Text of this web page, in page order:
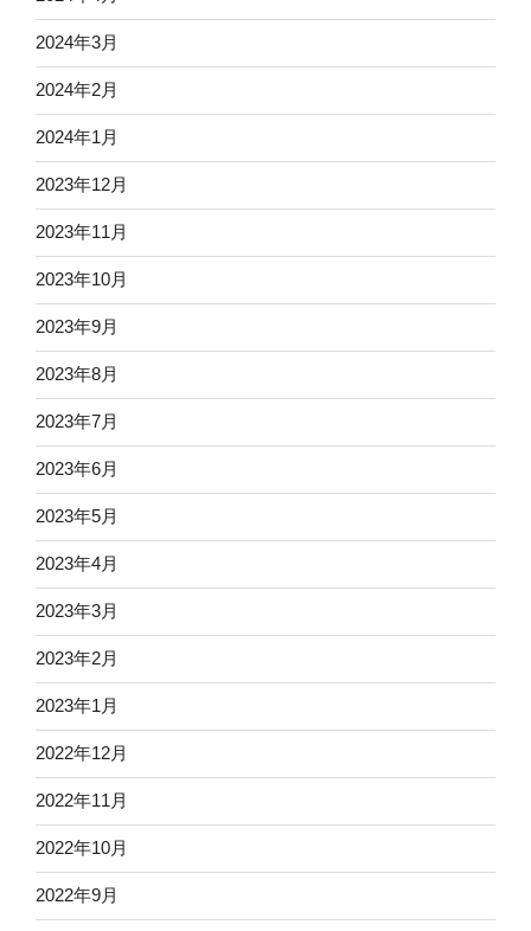
2024年3月
2024年2月
2024年1月
2023年12月
2023年11月
2023年10月
2023年9月
2023年8月
2023年7月
2023年6月
2023年5月
2023年4月
2023年3月
2023年2月
2023年1月
2022年12月
2022年11月
2022年10月
2022年9月